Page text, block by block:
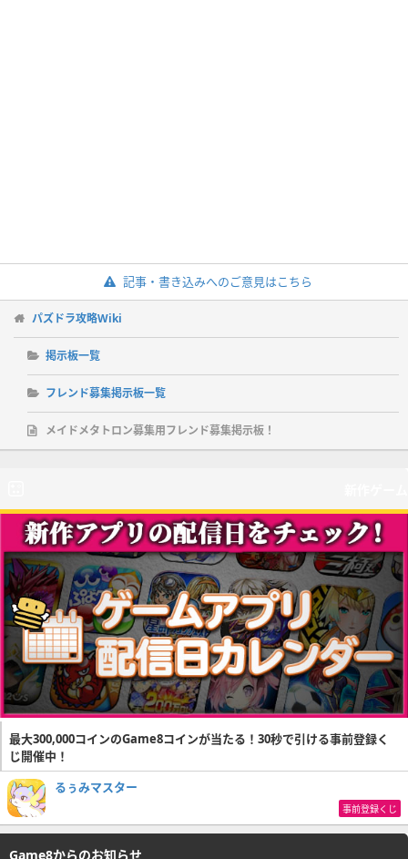
記事・書き込みへのご意見はこちら
パズドラ攻略Wiki
掲示板一覧
フレンド募集掲示板一覧
メイドメタトロン募集用フレンド募集掲示板！
最大300,000コインのGame8コインが当たる！30秒で引ける事前登録く
じ開催中！
るぅみマスター
事前登録くじ
Game8からのお知らせ